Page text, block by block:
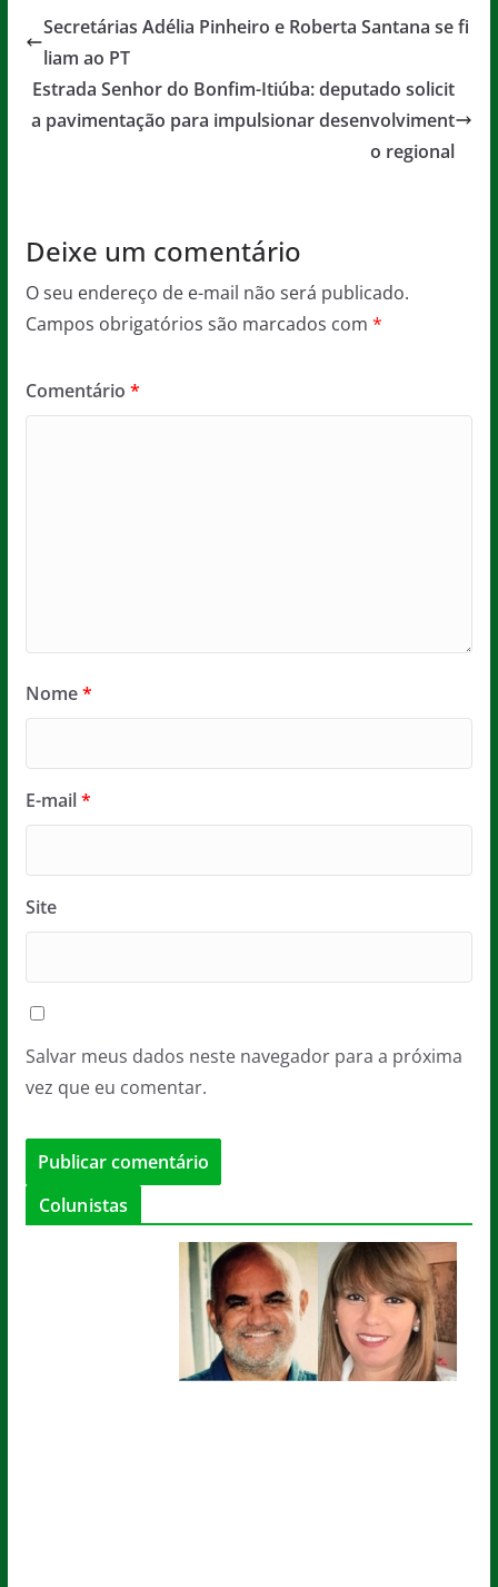
e
b
o
o
er l s
p
p
a
e
Secretárias Adélia Pinheiro e Roberta Santana se fi
liam ao PT
Estrada Senhor do Bonfim-Itiúba: deputado solicit
a pavimentação para impulsionar desenvolviment
o regional
Deixe um comentário
O seu endereço de e-mail não será publicado.
Campos obrigatórios são marcados com *
Comentário *
Nome*
E-mail*
Site
Salvar meus dados neste navegador para a próxima
vez que eu comentar.
Colunistas